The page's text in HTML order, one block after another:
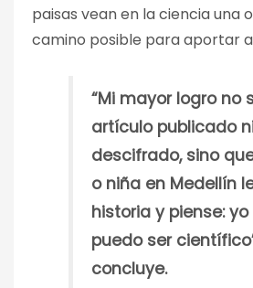
paisas vean en la ciencia una
camino posible para aportar
“Mi mayor logro no
artículo publicado
descifrado, sino
o niña en Medellín
historia y piense:
puedo ser
concluye.